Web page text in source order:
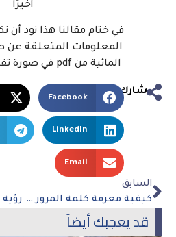
أخيرًا
في ختام مقالنا هذا نود أن
المعلومات المتعلقة عن
المائية من pdf في صورة تفصيليه مبسطة.
شارك
Facebook
LinkedIn
Email
السابق
كيفية معرفة كلمة المرور المحفوظة في الجهاز عند نسيانه
قد يعجبك أيضاً